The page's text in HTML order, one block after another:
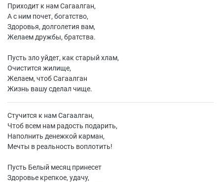
Приходит к нам Сагаалган,
А с ним почет, богатство,
Здоровья, долголетия вам,
Желаем дружбы, братства.
Пусть зло уйдет, как старый хлам,
Очистится жилище,
Желаем, чтоб Сагаалган
Жизнь вашу сделал чище.
Стучится к нам Сагаалган,
Чтоб всем нам радость подарить,
Наполнить денежкой карман,
Мечты в реальность воплотить!
Пусть Белый месяц принесет
Здоровье крепкое, удачу,